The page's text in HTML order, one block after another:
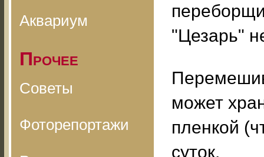
Аквариум
Прочее
Советы
Фоторепортажи
"Цезарь"
может
пленкой
суток.